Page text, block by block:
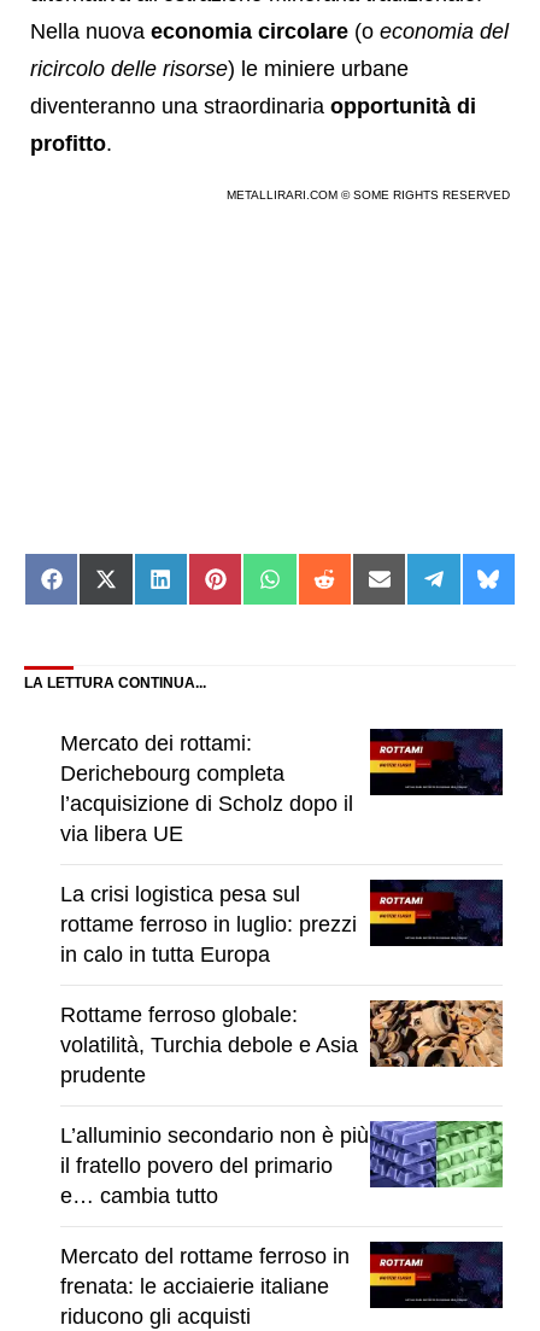
Nella nuova economia circolare (o economia del
ricircolo delle risorse) le miniere urbane
diventeranno una straordinaria opportunità di
profitto.
METALLIRARI.COM © SOME RIGHTS RESERVED
Share
on
Share
on
Share
on
Share
on
Share
on
Share
on
Share
on
Share
on
on
LA LETTURA CONTINUA...
Mercato dei rottami:
Derichebourg completa
l’acquisizione di Scholz dopo il
via libera UE
La crisi logistica pesa sul
rottame ferroso in luglio: prezzi
in calo in tutta Europa
Rottame ferroso globale:
volatilità, Turchia debole e Asia
prudente
L’alluminio secondario non è più
il fratello povero del primario
e… cambia tutto
Mercato del rottame ferroso in
frenata: le acciaierie italiane
riducono gli acquisti